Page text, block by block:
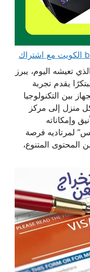
تعيشه اليوم، يبرز
يقدم تجربة
بين التكنولوجيا
منزل إلى مركز
وإمكاناته
لمرتاديه فرصة
المحتوى المتنوع،